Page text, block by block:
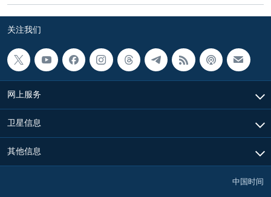
关注我们
网上服务
卫星信息
其他信息
中国时间